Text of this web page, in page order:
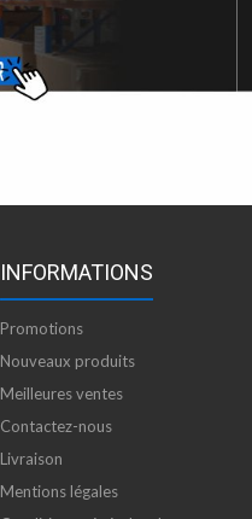
INFORMATIONS
Promotions
Nouveaux produits
Meilleures ventes
Contactez-nous
Livraison
Mentions légales